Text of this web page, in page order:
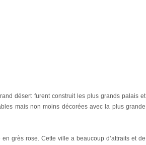
désert furent construit les plus grands palais et
mais non moins décorées avec la plus grande
grès rose. Cette ville a beaucoup d’attraits et de